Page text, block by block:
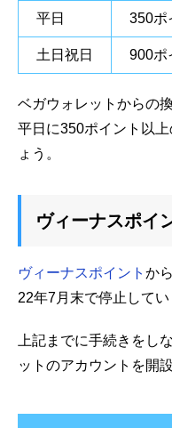
平日 350ポ
土日祝日 900ポ
ベガウォレットからの
平日に350ポイント以
ょう。
ヴィーナスポイ
ヴィーナスポイント か
22年7月末で停止してい
上記までに手続きをし
ットのアカウントを開